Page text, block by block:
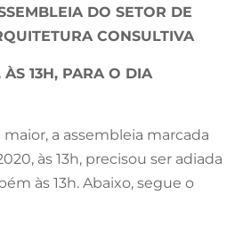
DO SETOR DE
CONSULTIVA
13H, PARA O DIA
a assembleia marcada
às 13h, precisou ser adiada
às 13h. Abaixo, segue o